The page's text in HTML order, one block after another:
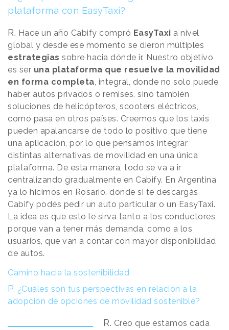
plataforma con EasyTaxi?
R. Hace un año Cabify compró EasyTaxi a nivel
global y desde ese momento se dieron múltiples
estrategias sobre hacia dónde ir. Nuestro objetivo
es ser una plataforma que resuelve la movilidad
en forma completa, integral, donde no solo puede
haber autos privados o remises, sino también
soluciones de helicópteros, scooters eléctricos,
como pasa en otros países. Creemos que los taxis
pueden apalancarse de todo lo positivo que tiene
una aplicación, por lo que pensamos integrar
distintas alternativas de movilidad en una única
plataforma. De esta manera, todo se va a ir
centralizando gradualmente en Cabify. En Argentina
ya lo hicimos en Rosario, donde si te descargás
Cabify podés pedir un auto particular o un EasyTaxi.
La idea es que esto le sirva tanto a los conductores,
porque van a tener más demanda, como a los
usuarios, que van a contar con mayor disponibilidad
de autos.
Camino hacia la sostenibilidad
P. ¿Cuáles son tus perspectivas en relación a la
adopción de opciones de movilidad sostenible?
R. Creo que estamos cada